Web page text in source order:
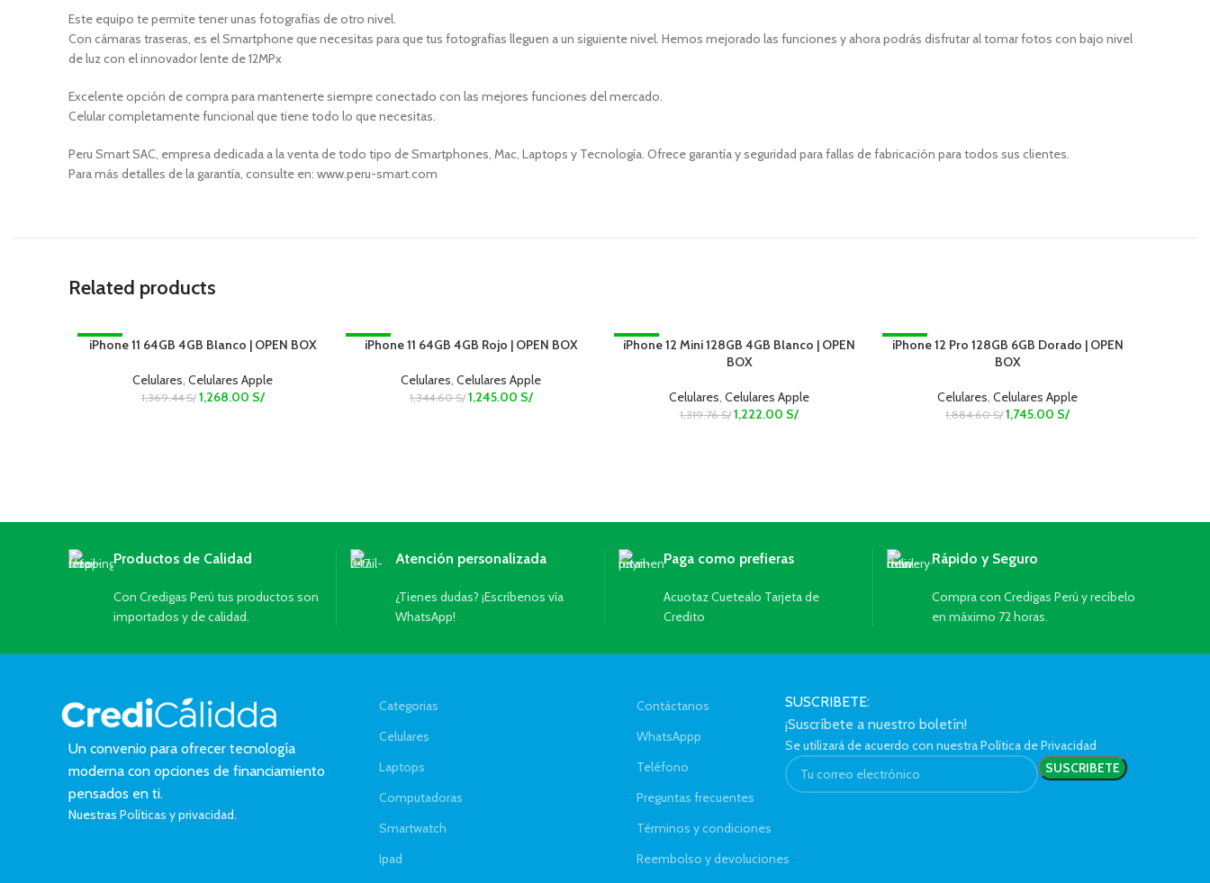
Este equipo te permite tener unas fotografías de otro nivel.
Con cámaras traseras, es el Smartphone que necesitas para que tus fotografías lleguen a un siguiente nivel. Hemos mejorado las funciones y ahora podrás disfrutar al tomar fotos con bajo nivel
de luz con el innovador lente de 12MPx
Excelente opción de compra para mantenerte siempre conectado con las mejores funciones del mercado.
Celular completamente funcional que tiene todo lo que necesitas.
Peru Smart SAC, empresa dedicada a la venta de todo tipo de Smartphones, Mac, Laptops y Tecnología. Ofrece garantía y seguridad para fallas de fabricación para todos sus clientes.
Para más detalles de la garantía, consulte en: www.peru-smart.com
Related products
-7%
ADD TO CART
iPhone 11 64GB 4GB Blanco | OPEN BOX
Celulares Celulares Apple
1,369.44S/ 1,268.00 S/
-7%
ADD TO CART
iPhone 11 64GB 4GB Rojo | OPEN BOX
Celulares Celulares Apple
1,344.60S/ 1,245.00 S/
-7%
ADD TO CART
iPhone 12 Mini 128GB 4GB Blanco | OPEN
BOX
Celulares Celulares Apple
1,319.76S/ 1,222.00 S/
-7%
ADD TO CART
iPhone 12 Pro 128GB 6GB Dorado | OPEN
BOX
Celulares Celulares Apple
1,884.60S/ 1,745.00 S/
Productos de Calidad
Con Credigas Perú tus productos son
importados y de calidad.
Atención personalizada
¿Tienes dudas? ¡Escríbenos vía
WhatsApp!
Paga como prefieras
Acuotaz Cuetealo Tarjeta de
Credito
Rápido y Seguro
Compra con Credigas Perú y recíbelo
en máximo 72 horas.
Un convenio para ofrecer tecnología
moderna con opciones de financiamiento
pensados en ti.
Nuestras Políticas y privacidad.
Categorias
Celulares
Laptops
Computadoras
Smartwatch
Ipad
Contáctanos
WhatsAppp
Teléfono
Preguntas frecuentes
Términos y condiciones
Reembolso y devoluciones
SUSCRIBETE:
¡Suscríbete a nuestro boletín!
Se utilizará de acuerdo con nuestra Política de Privacidad